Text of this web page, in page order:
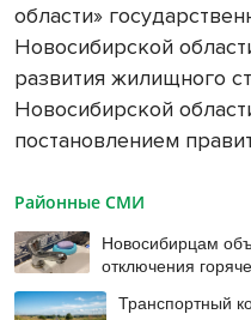
области»
Новосибирской
развития жилищного
Новосибирской
постановлением
Районные СМИ
Новосибирцам
отключения
Транспортный